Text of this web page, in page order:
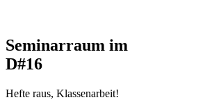
Seminarraum im
D#16
Hefte raus, Klassenarbeit!